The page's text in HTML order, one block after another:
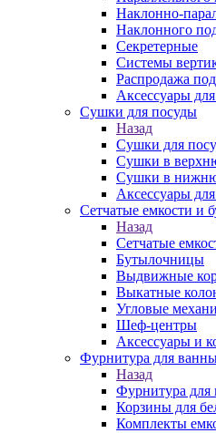
Наклонно-
Наклонного
Секретерные
Системы
Распродажа
Аксессуары
Сушки для посуды
Назад
Сушки для
Сушки в
Сушки в
Аксессуары
Сетчатые емкости и
Назад
Сетчатые
Бутылочницы
Выдвижные
Выкатные
Угловые
Шеф-центры
Аксессуары и
Фурнитура для
Назад
Фурнитура для
Корзины для
Комплекты